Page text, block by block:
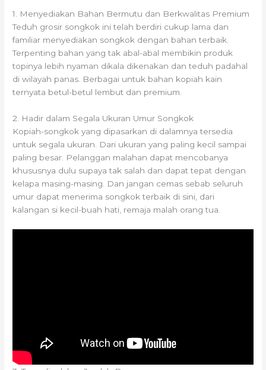
1. Menyediakan Bahan Bermutu dan Berkwalitas Premium
Teduh grosir songkok ini telah berdiri cukup lama dan
familiar menyediakan songkok dengan bahan terbaik.
Terpenting bahan yang tak abal-abal membikin produk
topinya lebih nyaman dikala dikenakan dan teduh padahal
di wilayah panas. Berbagai untuk bahan kopiah kain
ternyata betul-betul lembut dan premium.
2. Hadir dalam Segala Ukuran Umur Songkok
Kopiah-songkok yang dipasarkan di dalamnya tersedia
untuk segala ukuran. Dari ukuran yang paling kecil sampai
paling besar. Pelanggan malahan dapat mencobanya
khususnya dulu supaya tak salah dan dapat tepat dengan
kelapa masing-masing. Dan jangan cemas sebab seluruh
umur dapat menerima songkok terbaik di sini, dari
kalangan si kecil-buah hati, remaja malah orang tua.